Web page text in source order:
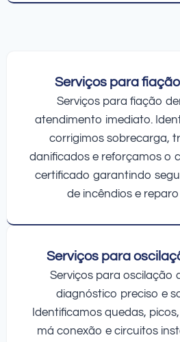
Serviços para
Serviços para fiação
atendimento imediato.
corrigimos sobrecarga,
danificados e reforçamos o
certificado garantindo
de incêndios e
Serviços para
Serviços para oscilação
diagnóstico preciso e
Identificamos quedas,
má conexão e circuitos